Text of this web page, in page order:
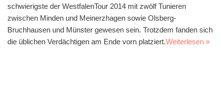
schwierigste der WestfalenTour 2014 mit zwölf Tunieren
zwischen Minden und Meinerzhagen sowie Olsberg-
Bruchhausen und Münster gewesen sein. Trotzdem fanden sich
die üblichen Verdächtigen am Ende vorn platziert.Weiterlesen »